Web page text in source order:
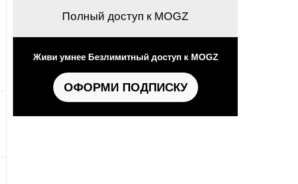
Полный доступ к MOGZ
Живи умнее Безлимитный доступ к MOGZ
ОФОРМИ ПОДПИСКУ